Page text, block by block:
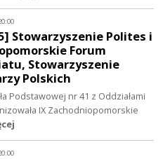
Stowarzyszenie Polites i
Forum
Stowarzyszenie
Polskich
Podstawowej nr 41 z Oddziałami
IX Zachodniopomorskie